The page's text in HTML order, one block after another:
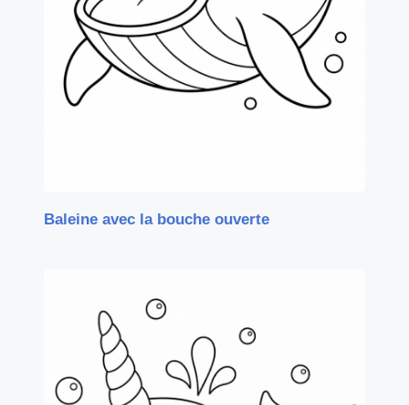
Baleine avec la bouche ouverte